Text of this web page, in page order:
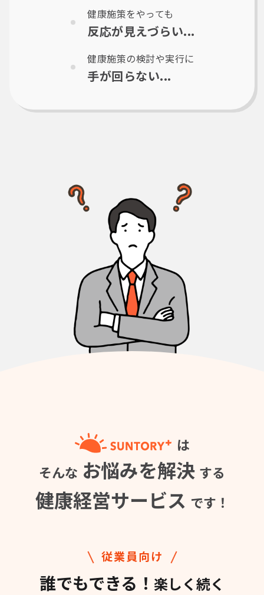
健康施策をやっても
反応が見えづらい...
健康施策の検討や実行に
手が回らない...
は
そんな お悩みを解決 する
健康経営サービス です！
従業員向け
誰でもできる！ 楽しく続く